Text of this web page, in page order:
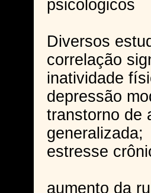
psicológicos
Diversos
correlação
inatividade
depressão
transtorno de
generalizada;
estresse
aumento da